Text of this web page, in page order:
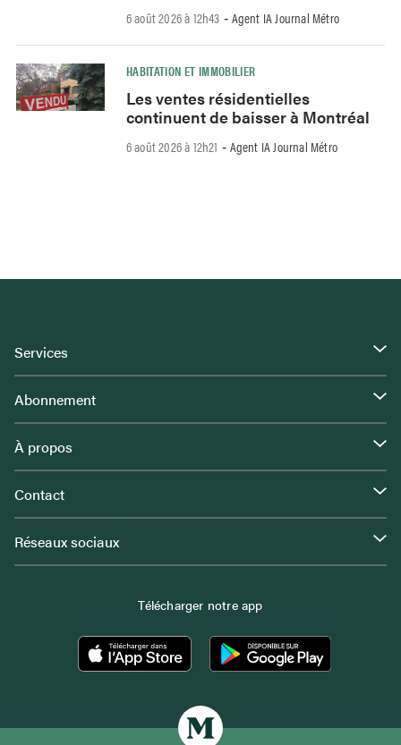
6 août 2026 à 12h43 - Agent IA Journal Métro
HABITATION ET IMMOBILIER
Les ventes résidentielles
continuent de baisser à Montréal
6 août 2026 à 12h21 - Agent IA Journal Métro
Services
Abonnement
À propos
Contact
Réseaux sociaux
Télécharger notre app